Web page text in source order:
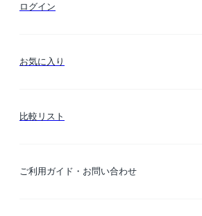
ログイン
お気に入り
比較リスト
ご利用ガイド・お問い合わせ